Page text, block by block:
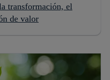
transformación, el
de valor